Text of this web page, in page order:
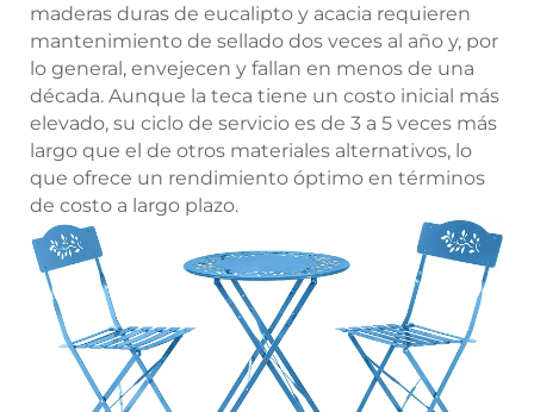
maderas duras de eucalipto y acacia requieren
mantenimiento de sellado dos veces al año y, por
lo general, envejecen y fallan en menos de una
década. Aunque la teca tiene un costo inicial más
elevado, su ciclo de servicio es de 3 a 5 veces más
largo que el de otros materiales alternativos, lo
que ofrece un rendimiento óptimo en términos
de costo a largo plazo.